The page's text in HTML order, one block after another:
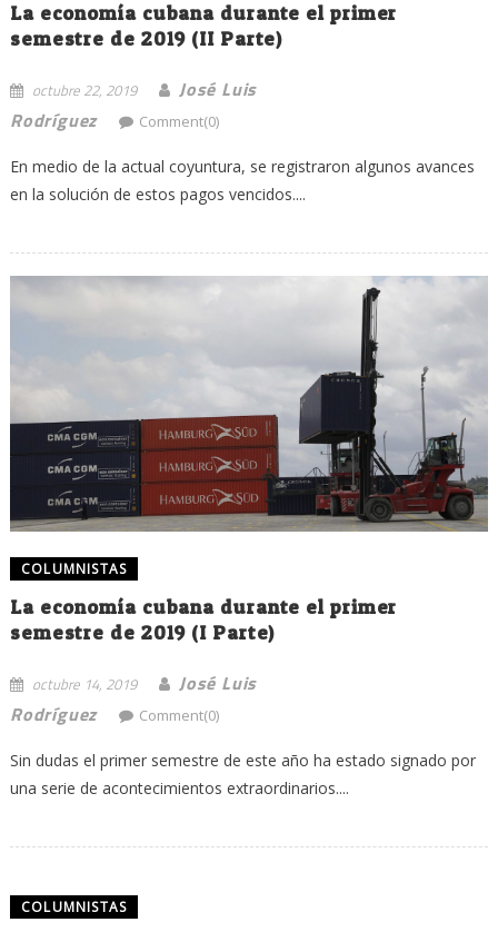
La economía cubana durante el primer
semestre de 2019 (II Parte)
octubre 22, 2019
José Luis
Rodríguez
Comment(0)
En medio de la actual coyuntura, se registraron algunos avances
en la solución de estos pagos vencidos....
COLUMNISTAS
La economía cubana durante el primer
semestre de 2019 (I Parte)
octubre 14, 2019
José Luis
Rodríguez
Comment(0)
Sin dudas el primer semestre de este año ha estado signado por
una serie de acontecimientos extraordinarios....
COLUMNISTAS